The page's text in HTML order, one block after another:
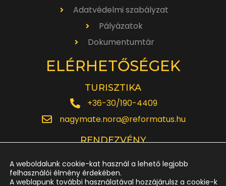
Adatvédelmi szabályzat
Pályázatok
Dokumentumtár
ELÉRHETŐSÉGEK
TURISZTIKA
+36-30/190-4409
nagymate.nora@reformatus.hu
RENDEZVÉNY
rendezveny.nagytemplom@reformatus.hu
A weboldalunk cookie-kat használ a lehető legjobb
felhasználói élmény érdekében.
A weblapunk további használatával hozzájárulsz a cookie-k